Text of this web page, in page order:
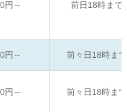
円～ 前日18時まで
円～ 前々日18時まで
円～ 前々日18時まで